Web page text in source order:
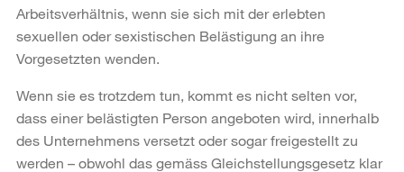
Arbeitsverhältnis, wenn sie sich mit der erlebten
sexuellen oder sexistischen Belästigung an ihre
Vorgesetzten wenden.
Wenn sie es trotzdem tun, kommt es nicht selten vor,
dass einer belästigten Person angeboten wird, innerhalb
des Unternehmens versetzt oder sogar freigestellt zu
werden – obwohl das gemäss Gleichstellungsgesetz klar